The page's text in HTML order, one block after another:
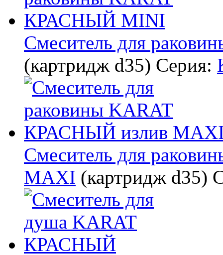
Смеситель для
(картридж d35) Серия:
Смеситель для
MAXI (картридж d35)